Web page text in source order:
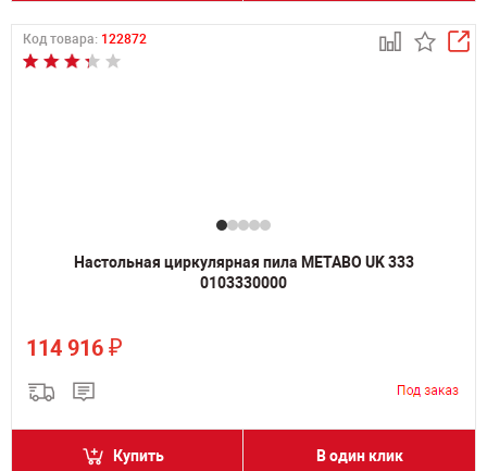
Код товара: 122872
Настольная циркулярная пила METABO UK 333
0103330000
114 916 ₽
Купить В один клик